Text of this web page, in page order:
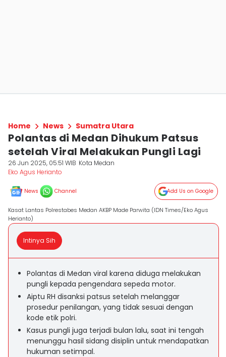
Home News Sumatra Utara
Polantas di Medan Dihukum Patsus
setelah Viral Melakukan Pungli Lagi
26 Jun 2025, 05:51 WIB Kota Medan
Eko Agus Herianto
News Channel Add Us on Google
Kasat Lantas Polrestabes Medan AKBP Made Parwita (IDN Times/Eko Agus
Herianto)
Intinya Sih
Polantas di Medan viral karena diduga melakukan
pungli kepada pengendara sepeda motor.
Aiptu RH disanksi patsus setelah melanggar
prosedur penilangan, yang tidak sesuai dengan
kode etik polri.
Kasus pungli juga terjadi bulan lalu, saat ini tengah
menunggu hasil sidang disiplin untuk mendapatkan
hukuman setimpal.